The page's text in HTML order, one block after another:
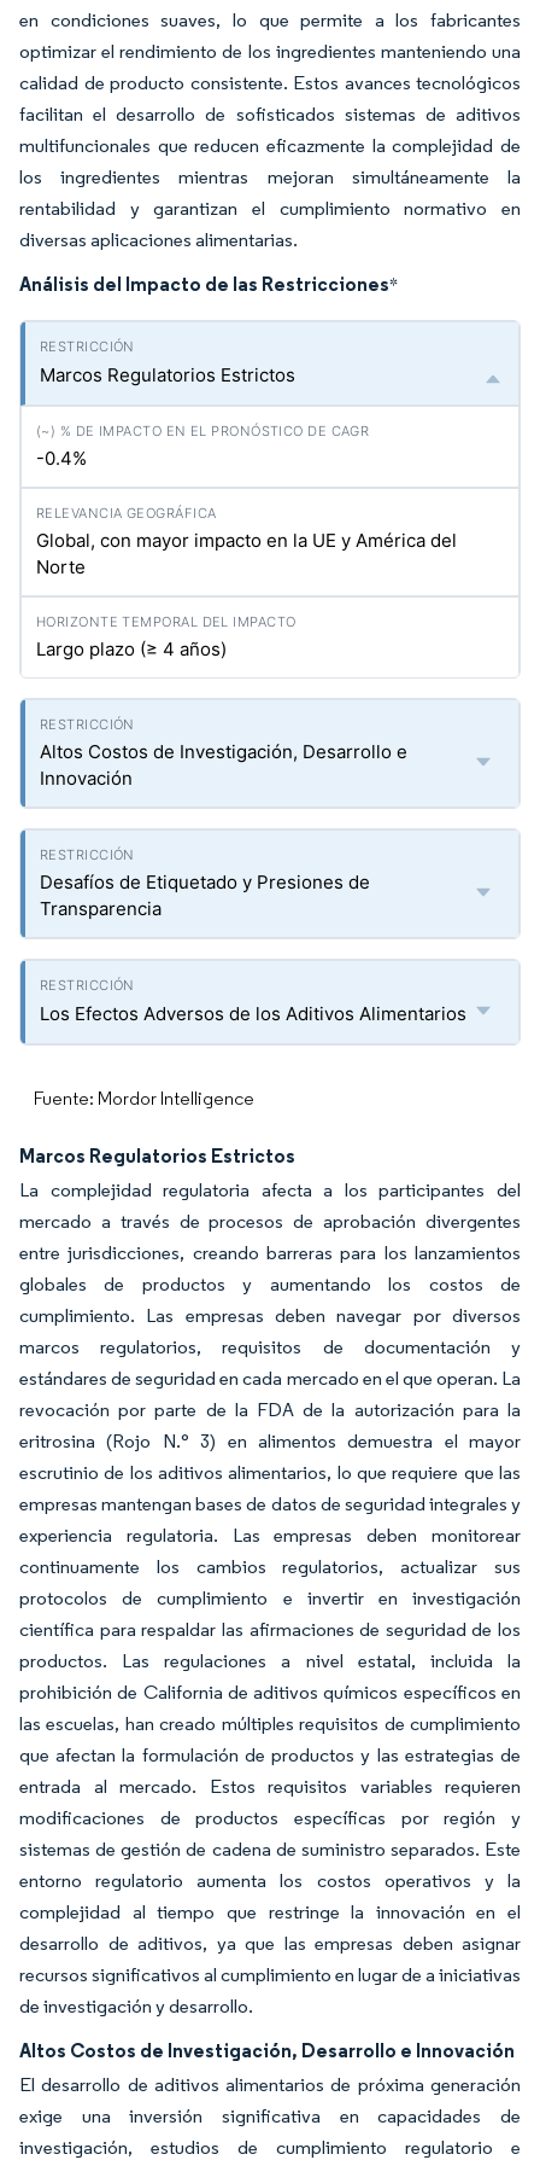
en condiciones suaves, lo que permite a los fabricantes
optimizar el rendimiento de los ingredientes manteniendo una
calidad de producto consistente. Estos avances tecnológicos
facilitan el desarrollo de sofisticados sistemas de aditivos
multifuncionales que reducen eficazmente la complejidad de
los ingredientes mientras mejoran simultáneamente la
rentabilidad y garantizan el cumplimiento normativo en
diversas aplicaciones alimentarias.
Análisis del Impacto de las Restricciones*
Marcos Regulatorios Estrictos
-0.4%
Global, con mayor impacto en la UE y América del
Norte
Largo plazo (≥ 4 años)
Altos Costos de Investigación, Desarrollo e
Innovación
Desafíos de Etiquetado y Presiones de
Transparencia
Los Efectos Adversos de los Aditivos Alimentarios
Fuente: Mordor Intelligence
Marcos Regulatorios Estrictos
La complejidad regulatoria afecta a los participantes del
mercado a través de procesos de aprobación divergentes
entre jurisdicciones, creando barreras para los lanzamientos
globales de productos y aumentando los costos de
cumplimiento. Las empresas deben navegar por diversos
marcos regulatorios, requisitos de documentación y
estándares de seguridad en cada mercado en el que operan. La
revocación por parte de la FDA de la autorización para la
eritrosina (Rojo N.° 3) en alimentos demuestra el mayor
escrutinio de los aditivos alimentarios, lo que requiere que las
empresas mantengan bases de datos de seguridad integrales y
experiencia regulatoria. Las empresas deben monitorear
continuamente los cambios regulatorios, actualizar sus
protocolos de cumplimiento e invertir en investigación
científica para respaldar las afirmaciones de seguridad de los
productos. Las regulaciones a nivel estatal, incluida la
prohibición de California de aditivos químicos específicos en
las escuelas, han creado múltiples requisitos de cumplimiento
que afectan la formulación de productos y las estrategias de
entrada al mercado. Estos requisitos variables requieren
modificaciones de productos específicas por región y
sistemas de gestión de cadena de suministro separados. Este
entorno regulatorio aumenta los costos operativos y la
complejidad al tiempo que restringe la innovación en el
desarrollo de aditivos, ya que las empresas deben asignar
recursos significativos al cumplimiento en lugar de a iniciativas
de investigación y desarrollo.
Altos Costos de Investigación, Desarrollo e Innovación
El desarrollo de aditivos alimentarios de próxima generación
exige una inversión significativa en capacidades de
investigación, estudios de cumplimiento regulatorio e